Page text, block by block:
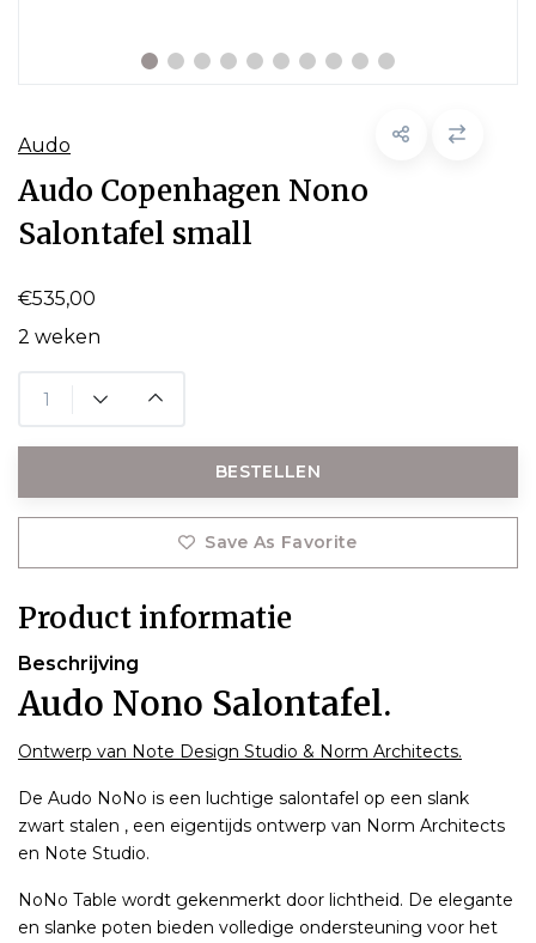
Audo
Audo Copenhagen Nono
Salontafel small
€535,00
2 weken
BESTELLEN
Save As Favorite
Product informatie
Beschrijving
Audo Nono Salontafel.
Ontwerp van Note Design Studio & Norm Architects.
De Audo NoNo is een luchtige salontafel op een slank
zwart stalen , een eigentijds ontwerp van Norm Architects
en Note Studio.
NoNo Table wordt gekenmerkt door lichtheid. De elegante
en slanke poten bieden volledige ondersteuning voor het